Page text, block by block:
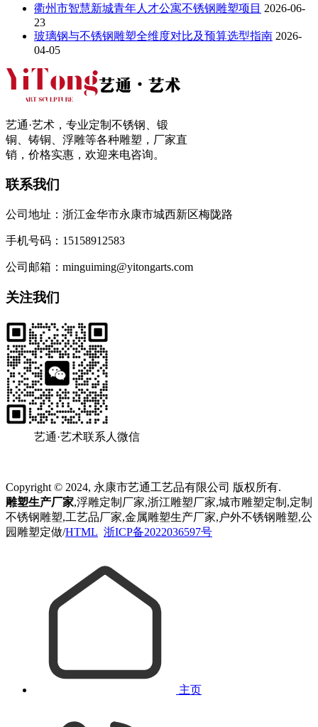
衢州市智慧新城青年人才公寓不锈钢雕塑项目 2026-06-
23
玻璃钢与不锈钢雕塑全维度对比及预算选型指南 2026-
04-05
艺通·艺术，专业定制不锈钢、锻
铜、铸铜、浮雕等各种雕塑，厂家直
销，价格实惠，欢迎来电咨询。
联系我们
公司地址：浙江金华市永康市城西新区梅陇路
手机号码：15158912583
公司邮箱：minguiming@yitongarts.com
关注我们
艺通·艺术联系人微信
Copyright © 2024, 永康市艺通工艺品有限公司 版权所有.
雕塑生产厂家,浮雕定制厂家,浙江雕塑厂家,城市雕塑定制,定制
不锈钢雕塑,工艺品厂家,金属雕塑生产厂家,户外不锈钢雕塑,公
园雕塑定做/HTML 浙ICP备2022036597号
主页